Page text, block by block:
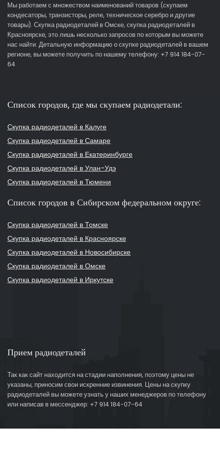
Мы работаем с множеством наименований товаров (скупаем
кондесаторы, транзисторы, реле, техническое серебро и другие
товары). Скупка радиодеталей в Омске, скупка радиодеталей в
Красноярске, это лишь несколько запросов по которым вы можете
нас найти. Детальную информацию о скупке радиодеталей в вашем
регионе, вы можете получить по нашему телефону: +7 914 184-07-
64
Список городов, где мы скупаем радиодетали:
Скупка радиодеталей в Калуге
Скупка радиодеталей в Самаре
Скупка радиодеталей в Екатеринбурге
Скупка радиодеталей в Улан-Удэ
Скупка радиодеталей в Тюмени
Список городов в Сибирском федеральном округе:
Скупка радиодеталей в Томске
Скупка радиодеталей в Красноярске
Скупка радиодеталей в Новосибирске
Скупка радиодеталей в Омске
Скупка радиодеталей в Иркутске
Прием радиодеталей
Так как сайт находится на стадии наполнения, поэтому цены не
указаны, приносим свои искренние извинения. Цены на скупку
радиодеталей вы можете узнать у наших менеджеров по телефону
или написав в мессенджер: +7 914 184-07-64